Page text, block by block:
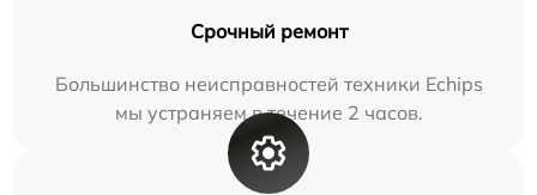
Срочный ремонт
Большинство неисправностей техники Echips
мы устраняем в течение 2 часов.